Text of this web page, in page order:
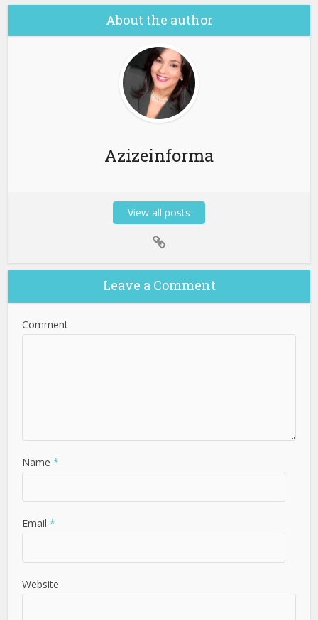
About the author
Azizeinforma
View all posts
Leave a Comment
Comment
Name *
Email *
Website